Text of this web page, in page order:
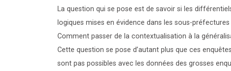
La question qui se pose est de savoir si les
logiques mises en évidence dans les sous-
Comment passer de la contextualisation à la
Cette question se pose d’autant plus que ces
sont pas possibles avec les données des grosses